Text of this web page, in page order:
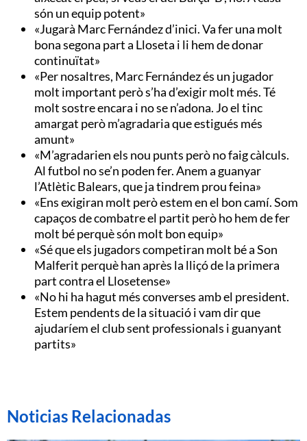
són un equip potent»
«Jugarà Marc Fernández d’inici. Va fer una molt
bona segona part a Lloseta i li hem de donar
continuïtat»
«Per nosaltres, Marc Fernández és un jugador
molt important però s’ha d’exigir molt més. Té
molt sostre encara i no se n’adona. Jo el tinc
amargat però m’agradaria que estigués més
amunt»
«M’agradarien els nou punts però no faig càlculs.
Al futbol no se’n poden fer. Anem a guanyar
l’Atlètic Balears, que ja tindrem prou feina»
«Ens exigiran molt però estem en el bon camí. Som
capaços de combatre el partit però ho hem de fer
molt bé perquè són molt bon equip»
«Sé que els jugadors competiran molt bé a Son
Malferit perquè han après la lliçó de la primera
part contra el Llosetense»
«No hi ha hagut més converses amb el president.
Estem pendents de la situació i vam dir que
ajudaríem el club sent professionals i guanyant
partits»
Noticias Relacionadas